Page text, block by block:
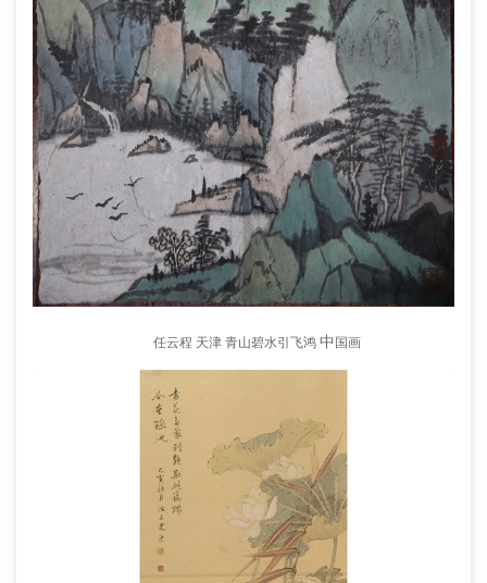
任云程 天津 青山碧水引飞鸿 中 国画